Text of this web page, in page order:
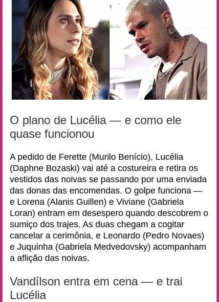
O plano de Lucélia — e como ele
quase funcionou
A pedido de Ferette (Murilo Benício), Lucélia
(Daphne Bozaski) vai até a costureira e retira os
vestidos das noivas se passando por uma enviada
das donas das encomendas. O golpe funciona —
e Lorena (Alanis Guillen) e Viviane (Gabriela
Loran) entram em desespero quando descobrem o
sumiço dos trajes. As duas chegam a cogitar
cancelar a cerimônia, e Leonardo (Pedro Novaes)
e Juquinha (Gabriela Medvedovsky) acompanham
a aflição das noivas.
Vandílson entra em cena — e trai
Lucélia